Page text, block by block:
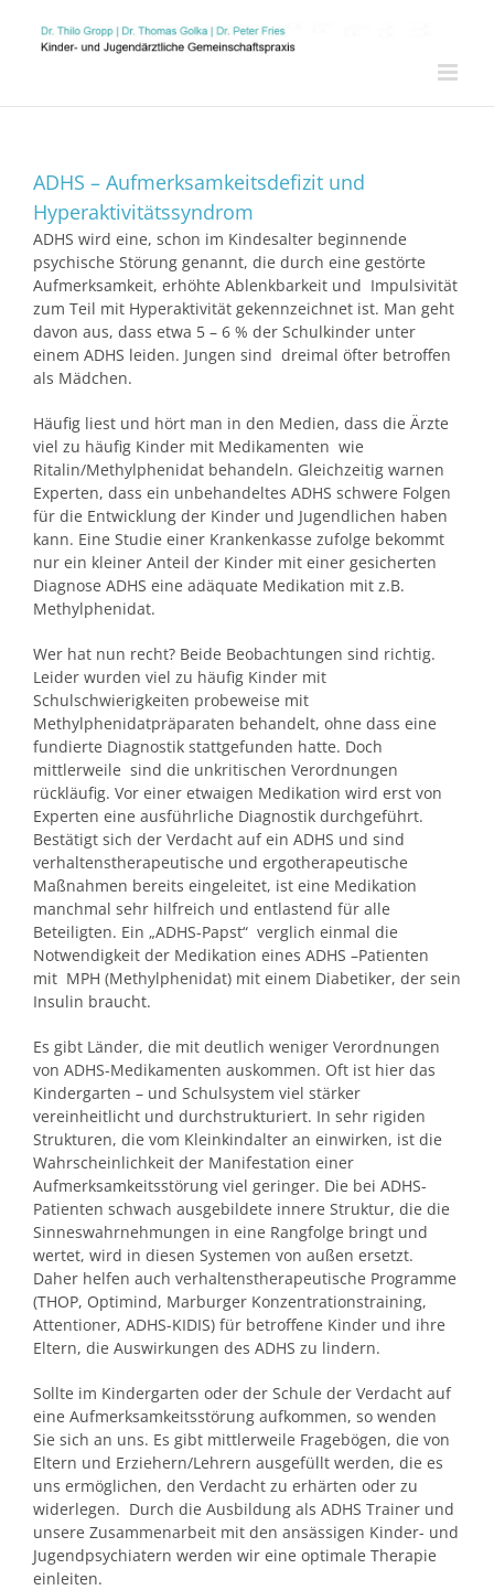
Inhalt
springen
ADHS – Aufmerksamkeitsdefizit und
Hyperaktivitätssyndrom
ADHS wird eine, schon im Kindesalter beginnende
psychische Störung genannt, die durch eine gestörte
Aufmerksamkeit, erhöhte Ablenkbarkeit und Impulsivität
zum Teil mit Hyperaktivität gekennzeichnet ist. Man geht
davon aus, dass etwa 5 – 6 % der Schulkinder unter
einem ADHS leiden. Jungen sind dreimal öfter betroffen
als Mädchen.
Häufig liest und hört man in den Medien, dass die Ärzte
viel zu häufig Kinder mit Medikamenten wie
Ritalin/Methylphenidat behandeln. Gleichzeitig warnen
Experten, dass ein unbehandeltes ADHS schwere Folgen
für die Entwicklung der Kinder und Jugendlichen haben
kann. Eine Studie einer Krankenkasse zufolge bekommt
nur ein kleiner Anteil der Kinder mit einer gesicherten
Diagnose ADHS eine adäquate Medikation mit z.B.
Methylphenidat.
Wer hat nun recht? Beide Beobachtungen sind richtig.
Leider wurden viel zu häufig Kinder mit
Schulschwierigkeiten probeweise mit
Methylphenidatpräparaten behandelt, ohne dass eine
fundierte Diagnostik stattgefunden hatte. Doch
mittlerweile sind die unkritischen Verordnungen
rückläufig. Vor einer etwaigen Medikation wird erst von
Experten eine ausführliche Diagnostik durchgeführt.
Bestätigt sich der Verdacht auf ein ADHS und sind
verhaltenstherapeutische und ergotherapeutische
Maßnahmen bereits eingeleitet, ist eine Medikation
manchmal sehr hilfreich und entlastend für alle
Beteiligten. Ein „ADHS-Papst“ verglich einmal die
Notwendigkeit der Medikation eines ADHS –Patienten
mit MPH (Methylphenidat) mit einem Diabetiker, der sein
Insulin braucht.
Es gibt Länder, die mit deutlich weniger Verordnungen
von ADHS-Medikamenten auskommen. Oft ist hier das
Kindergarten – und Schulsystem viel stärker
vereinheitlicht und durchstrukturiert. In sehr rigiden
Strukturen, die vom Kleinkindalter an einwirken, ist die
Wahrscheinlichkeit der Manifestation einer
Aufmerksamkeitsstörung viel geringer. Die bei ADHS-
Patienten schwach ausgebildete innere Struktur, die die
Sinneswahrnehmungen in eine Rangfolge bringt und
wertet, wird in diesen Systemen von außen ersetzt.
Daher helfen auch verhaltenstherapeutische Programme
(THOP, Optimind, Marburger Konzentrationstraining,
Attentioner, ADHS-KIDIS) für betroffene Kinder und ihre
Eltern, die Auswirkungen des ADHS zu lindern.
Sollte im Kindergarten oder der Schule der Verdacht auf
eine Aufmerksamkeitsstörung aufkommen, so wenden
Sie sich an uns. Es gibt mittlerweile Fragebögen, die von
Eltern und Erziehern/Lehrern ausgefüllt werden, die es
uns ermöglichen, den Verdacht zu erhärten oder zu
widerlegen. Durch die Ausbildung als ADHS Trainer und
unsere Zusammenarbeit mit den ansässigen Kinder- und
Jugendpsychiatern werden wir eine optimale Therapie
einleiten.